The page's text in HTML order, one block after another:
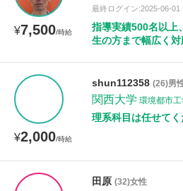
¥7,500/時給
最終ログイン:2025-06-01
指導実績500名以上
生の方まで幅広く
¥2,000/時給
shun112358 (26)男
関西大学 環境都市
理系科目は任せてく
田原 (32)女性